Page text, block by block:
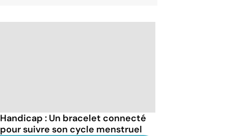
Handicap : Un bracelet connecté
pour suivre son cycle menstruel